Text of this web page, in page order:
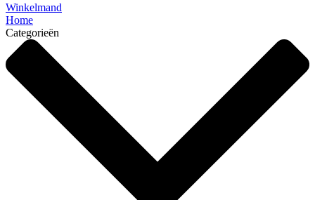
Winkelmand
Home
Categorieën